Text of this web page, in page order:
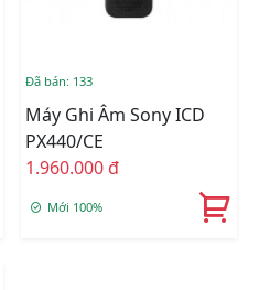
Đã bán: 133
Máy Ghi Âm Sony ICD
PX440/CE
1.960.000 đ
Mới 100%